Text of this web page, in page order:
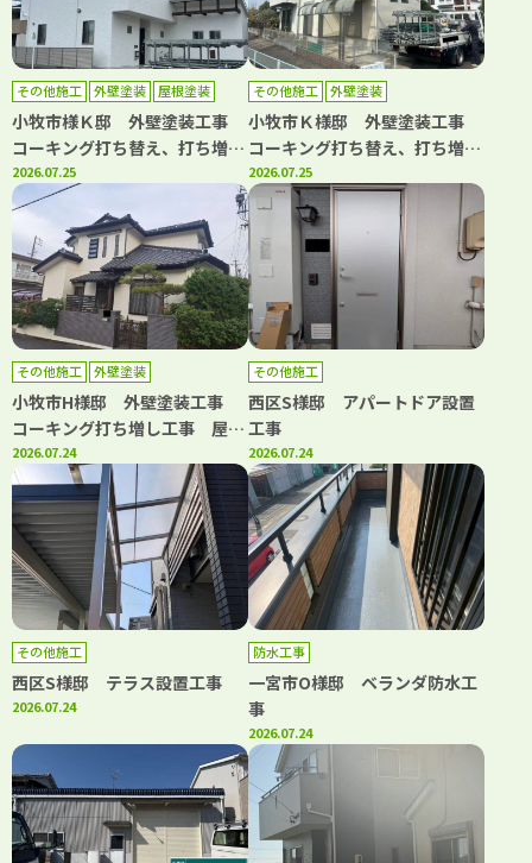
その他施工 外壁塗装 屋根塗装
小牧市様Ｋ邸 外壁塗装工事
コーキング打ち替え、打ち増し
工事 屋根塗装工事 ベランダ
トップコート工事
2026.07.25
その他施工 外壁塗装
小牧市Ｋ様邸 外壁塗装工事
コーキング打ち替え、打ち増し
工事 屋根カバー工事 ベラン
ダトップコート工事
2026.07.25
その他施工 外壁塗装
小牧市H様邸 外壁塗装工事
コーキング打ち増し工事 屋根
漆喰工事
2026.07.24
その他施工
西区S様邸 アパートドア設置
工事
2026.07.24
その他施工
西区S様邸 テラス設置工事
2026.07.24
防水工事
一宮市O様邸 ベランダ防水工
事
2026.07.24